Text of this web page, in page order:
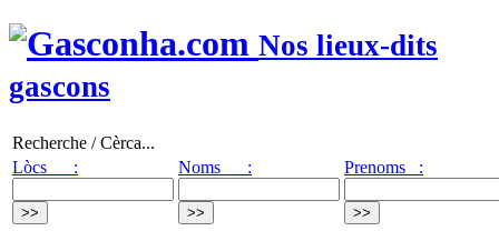
Nos lieux-dits
gascons
Recherche / Cèrca...
Lòcs :
Noms : Prenoms :